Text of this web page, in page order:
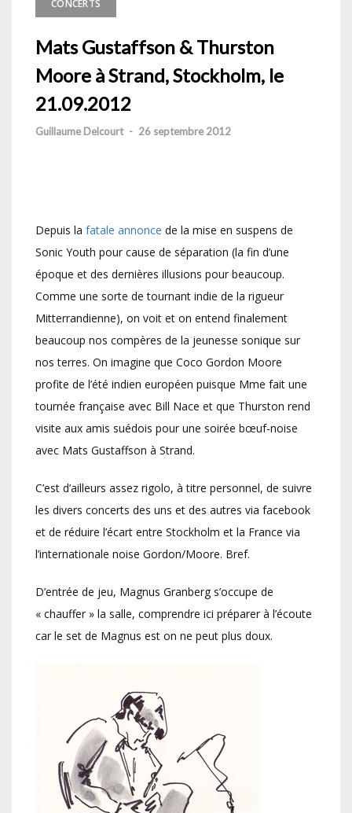
CONCERTS
Mats Gustaffson & Thurston
Moore à Strand, Stockholm, le
21.09.2012
Guillaume Delcourt - 26 septembre 2012
Depuis la fatale annonce de la mise en suspens de
Sonic Youth pour cause de séparation (la fin d’une
époque et des dernières illusions pour beaucoup.
Comme une sorte de tournant indie de la rigueur
Mitterrandienne), on voit et on entend finalement
beaucoup nos compères de la jeunesse sonique sur
nos terres. On imagine que Coco Gordon Moore
profite de l’été indien européen puisque Mme fait une
tournée française avec Bill Nace et que Thurston rend
visite aux amis suédois pour une soirée bœuf-noise
avec Mats Gustaffson à Strand.
C’est d’ailleurs assez rigolo, à titre personnel, de suivre
les divers concerts des uns et des autres via facebook
et de réduire l’écart entre Stockholm et la France via
l’internationale noise Gordon/Moore. Bref.
D’entrée de jeu, Magnus Granberg s’occupe de
« chauffer » la salle, comprendre ici préparer à l’écoute
car le set de Magnus est on ne peut plus doux.